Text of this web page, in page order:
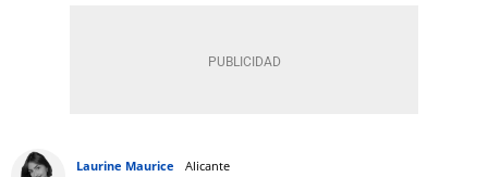
Laurine Maurice
Alicante